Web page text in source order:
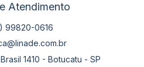
Atendimento
99820-0616
1410 - Botucatu - SP